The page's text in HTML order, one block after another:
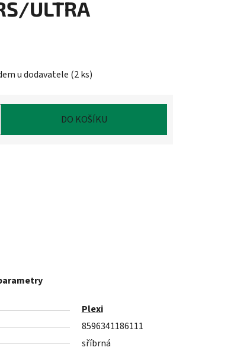
ULTRA
u dodavatele (2 ks)
DO KOŠÍKU
Plexi
8596341186111
sříbrná